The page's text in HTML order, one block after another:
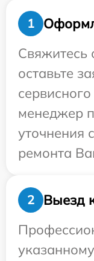
1
Свяжитесь
оставьте
менеджер
уточнения
ремонта
2
Выезд